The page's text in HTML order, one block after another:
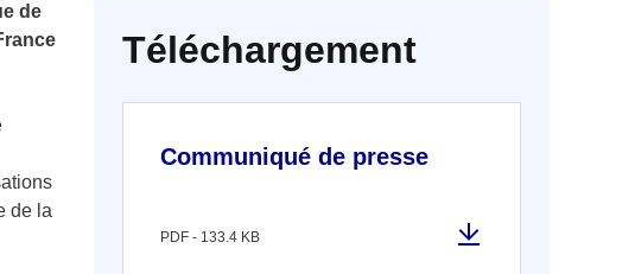
de
de la
Téléchargement
Communiqué de presse
PDF - 133.4 KB